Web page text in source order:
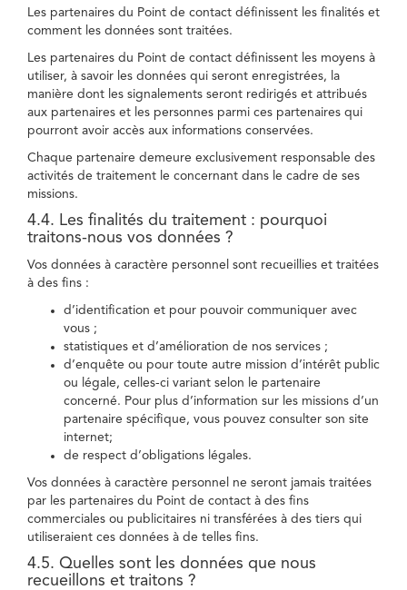
Les partenaires du Point de contact définissent les finalités et
comment les données sont traitées.
Les partenaires du Point de contact définissent les moyens à
utiliser, à savoir les données qui seront enregistrées, la
manière dont les signalements seront redirigés et attribués
aux partenaires et les personnes parmi ces partenaires qui
pourront avoir accès aux informations conservées.
Chaque partenaire demeure exclusivement responsable des
activités de traitement le concernant dans le cadre de ses
missions.
4.4. Les finalités du traitement : pourquoi
traitons-nous vos données ?
Vos données à caractère personnel sont recueillies et traitées
à des fins :
d’identification et pour pouvoir communiquer avec
vous ;
statistiques et d’amélioration de nos services ;
d’enquête ou pour toute autre mission d’intérêt public
ou légale, celles-ci variant selon le partenaire
concerné. Pour plus d’information sur les missions d’un
partenaire spécifique, vous pouvez consulter son site
internet;
de respect d’obligations légales.
Vos données à caractère personnel ne seront jamais traitées
par les partenaires du Point de contact à des fins
commerciales ou publicitaires ni transférées à des tiers qui
utiliseraient ces données à de telles fins.
4.5. Quelles sont les données que nous
recueillons et traitons ?